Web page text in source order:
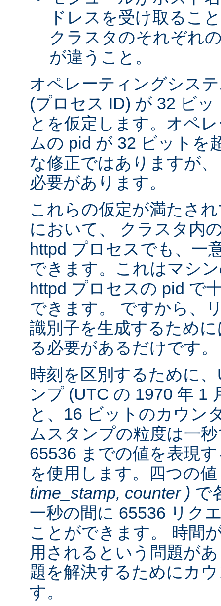
ドレスを受け取るこ
クラスタのそれぞれ
が違うこと。
オペレーティングシス
(プロセス ID) が 32 ビ
とを仮定します。オペ
ムの pid が 32 ビットを
な修正ではありますが
必要があります。
これらの仮定が満たさ
において、 クラスタ内
httpd プロセスでも、一
できます。これはマシ
httpd プロセスの pid で
できます。 ですから、
識別子を生成するため
る必要があるだけです。
時刻を区別するために
ンプ (UTC の 1970 年 1
と、16 ビットのカウン
ムスタンプの粒度は一
65536 までの値を表現
を使用します。四つの値
time_stamp, counter ) で
一秒の間に 65536 リク
ことができます。 時間
用されるという問題が
題を解決するためにカ
す。